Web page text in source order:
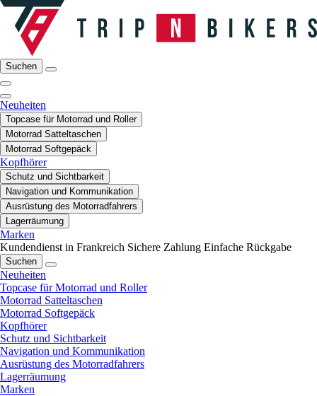
Suchen
Neuheiten
Topcase für Motorrad und Roller
Motorrad Satteltaschen
Motorrad Softgepäck
Kopfhörer
Schutz und Sichtbarkeit
Navigation und Kommunikation
Ausrüstung des Motorradfahrers
Lagerräumung
Marken
Kundendienst in Frankreich Sichere Zahlung Einfache Rückgabe
Suchen
Neuheiten
Topcase für Motorrad und Roller
Motorrad Satteltaschen
Motorrad Softgepäck
Kopfhörer
Schutz und Sichtbarkeit
Navigation und Kommunikation
Ausrüstung des Motorradfahrers
Lagerräumung
Marken